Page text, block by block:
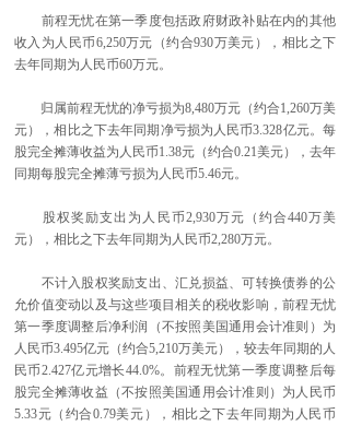
前程无忧在第一季度包括政府财政补贴在内的其他
收入为人民币6,250万元（约合930万美元），相比之下
去年同期为人民币60万元。
归属前程无忧的净亏损为8,480万元（约合1,260万美
元），相比之下去年同期净亏损为人民币3.328亿元。每
股完全摊薄收益为人民币1.38元（约合0.21美元），去年
同期每股完全摊薄亏损为人民币5.46元。
股权奖励支出为人民币2,930万元（约合440万美
元），相比之下去年同期为人民币2,280万元。
不计入股权奖励支出、汇兑损益、可转换债券的公
允价值变动以及与这些项目相关的税收影响，前程无忧
第一季度调整后净利润（不按照美国通用会计准则）为
人民币3.495亿元（约合5,210万美元），较去年同期的人
民币2.427亿元增长44.0%。前程无忧第一季度调整后每
股完全摊薄收益（不按照美国通用会计准则）为人民币
5.33元（约合0.79美元），相比之下去年同期为人民币